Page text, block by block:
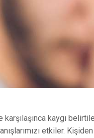
kaygı
etkiler.